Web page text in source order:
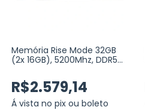
Memória Rise Mode 32GB
(2x 16GB), 5200Mhz, DDR5,
(RM-D5-2X16G-5200ZE-B)
R$2.579,14
Á vista no pix ou boleto